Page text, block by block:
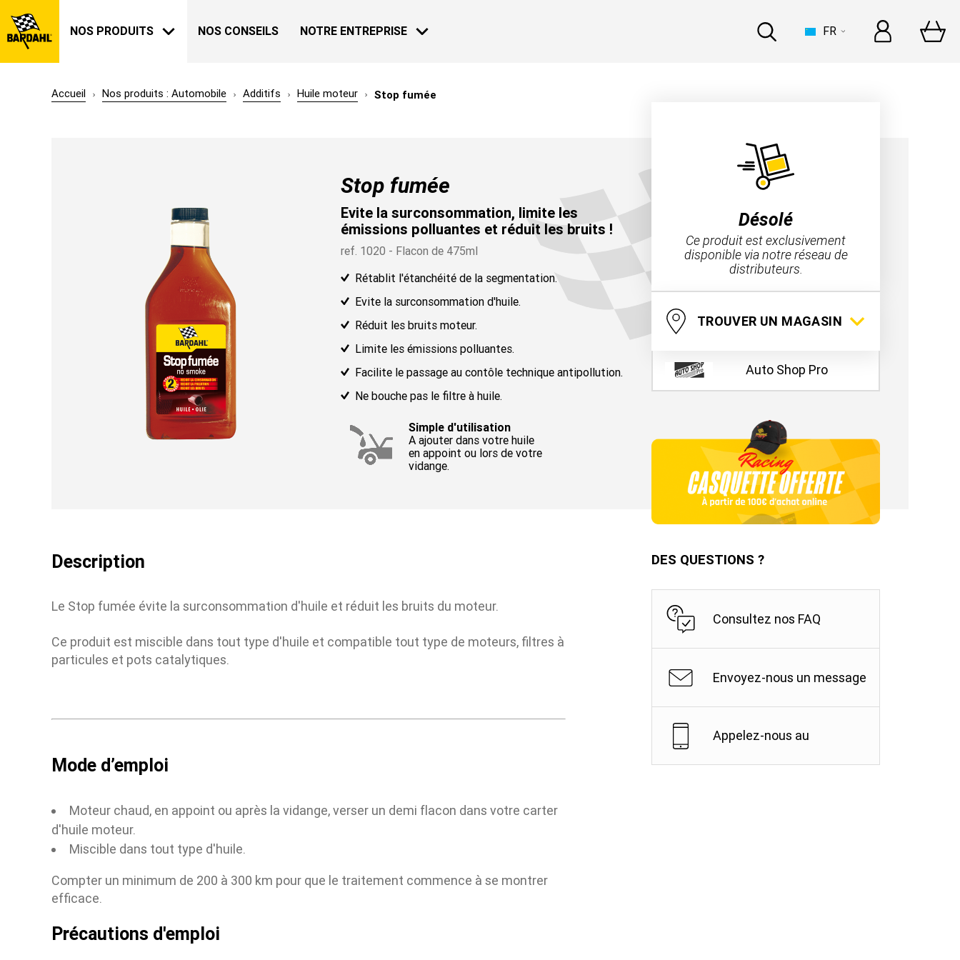
NOS PRODUITS
NAUTIQUE INDUSTRIE
Trouvez le bon lubrifiant pour votre véhicule sur www.bardahloils.com
NOS CONSEILS NOTRE ENTREPRISE
Bardahl, de retour sur le Dakar 2023
Loeb Racing
En savoir plus
Bardahl, de retour sur le Dakar 2022
avec Bahrain Raid Xtreme
04 MAI 2021
Sébastien Loeb Racing et Bardahl en
FR
Accueil Nos produits : Automobile Additifs Huile moteur Stop fumée
Stop fumée
ref. 1020 - Flacon de 475ml
Evite la surconsommation, limite les
émissions polluantes et réduit les bruits !
Rétablit l'étanchéité de la segmentation.
Evite la surconsommation d'huile.
Réduit les bruits moteur.
Limite les émissions polluantes.
Facilite le passage au contôle technique antipollution.
Ne bouche pas le filtre à huile.
Simple d'utilisation
A ajouter dans votre huile
en appoint ou lors de votre
vidange.
Désolé
Ce produit est exclusivement
disponible via notre réseau de
distributeurs.
TROUVER UN MAGASIN
Auto Shop Pro
DES QUESTIONS ?
Consultez nos FAQ
Envoyez-nous un message
Appelez-nous au
Description
Le Stop fumée évite la surconsommation d'huile et réduit les bruits du moteur.
Ce produit est miscible dans tout type d'huile et compatible tout type de moteurs, filtres à
particules et pots catalytiques.
Mode d’emploi
Moteur chaud, en appoint ou après la vidange, verser un demi flacon dans votre carter
d'huile moteur.
Miscible dans tout type d'huile.
Compter un minimum de 200 à 300 km pour que le traitement commence à se montrer
efficace.
Précautions d'emploi